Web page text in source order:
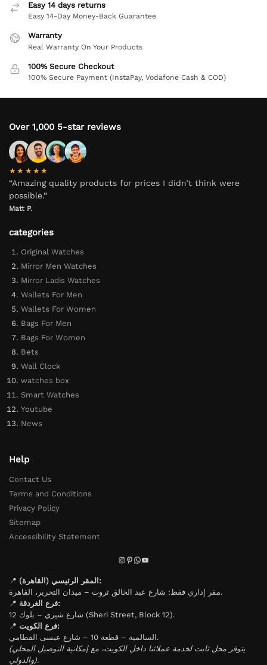
Easy 14 days returns
Easy 14-Day Money-Back Guarantee
Warranty
Real Warranty On Your Products
100% Secure Checkout
100% Secure Payment (InstaPay, Vodafone Cash & COD)
Over 1,000 5-star reviews
★★★★★
“Amazing quality products for prices I didn’t think were
possible.”
Matt P.
categories
Original Watches
Mirror Men Watches
Mirror Ladis Watches
Wallets For Men
Wallets For Women
Bags For Men
Bags For Women
Bets
Wall Clock
watches box
Smart Watches
Youtube
News
Help
Contact Us
Terms and Conditions
Privacy Policy
Sitemap
Accessibility Statement
📍
المقر الرئيسي (القاهرة):
مقر إداري فقط: شارع عبد الخالق ثروت – ميدان التحرير، القاهرة.
📍
فرع الغردقة:
شارع شيري – بلوك 12 (Sheri Street, Block 12).
📍
فرع الكويت:
السالمية – قطعة 10 – شارع عيسى القطامي.
(يتوفر محل ثابت لخدمة عملائنا داخل الكويت، مع إمكانية التوصيل المحلي
والدولي).